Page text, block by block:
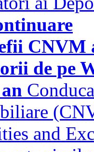
CNVM
de pe
and